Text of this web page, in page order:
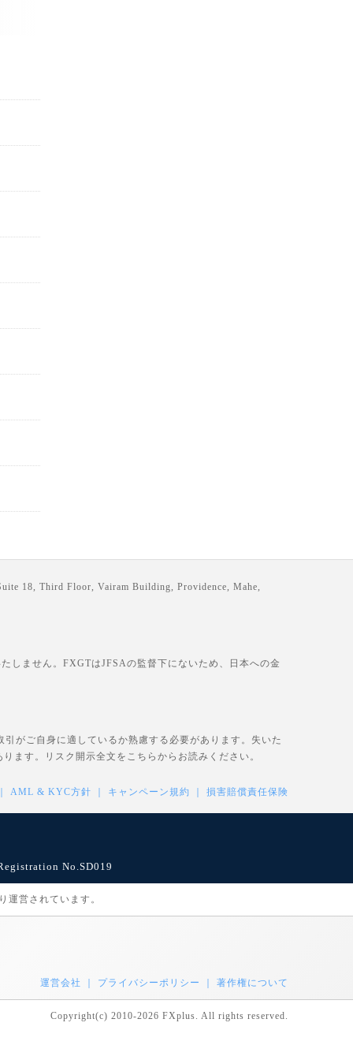
18, Third Floor, Vairam Building, Providence, Mahe,
しません。FXGTはJFSAの監督下にないため、日本への金
がご自身に適しているか熟慮する必要があります。失いた
ます。リスク開示全文を こちら からお読みください。
AML & KYC方針 キャンペーン規約 損害賠償責任保険
No.SD019
営されています。
運営会社 プライバシーポリシー 著作権について
Copyright(c) 2010-2026 FXplus. All rights reserved.